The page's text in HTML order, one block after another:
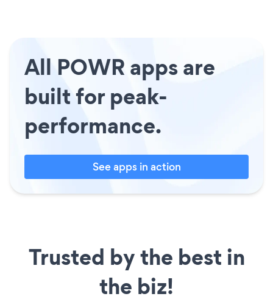
All POWR apps are
built for peak-
performance.
See apps in action
Trusted by the best in
the biz!